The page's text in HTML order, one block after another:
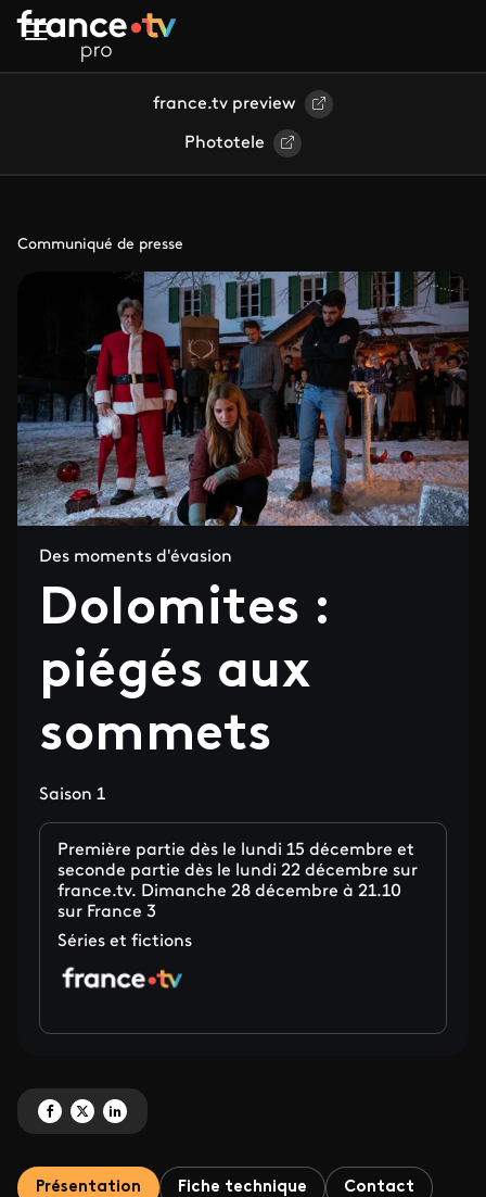
Aller au contenu principal
france.tv preview
Phototele
Communiqué de presse
Des moments d'évasion
Dolomites :
piégés aux
sommets
Saison 1
Première partie dès le lundi 15 décembre et
seconde partie dès le lundi 22 décembre sur
france.tv. Dimanche 28 décembre à 21.10
sur France 3
Séries et fictions
Partagez 'Dolomites : piégés aux sommets' sur Facebook
Partagez 'Dolomites : piégés aux sommets' sur X
Partagez 'Dolomites : piégés aux sommets' sur LinkedIn
Présentation Fiche technique Contact